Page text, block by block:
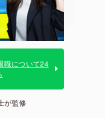
職について24
が監修